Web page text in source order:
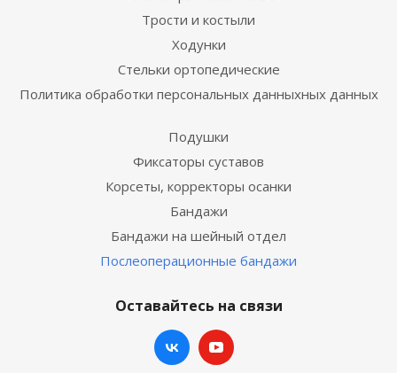
Трости и костыли
Ходунки
Стельки ортопедические
Политика обработки персональных данныхных данных
Подушки
Фиксаторы суставов
Корсеты, корректоры осанки
Бандажи
Бандажи на шейный отдел
Послеоперационные бандажи
Оставайтесь на связи